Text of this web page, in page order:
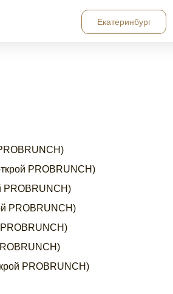
Екатеринбург
PROBRUNCH)
PROBRUNCH)
PROBRUNCH)
PROBRUNCH)